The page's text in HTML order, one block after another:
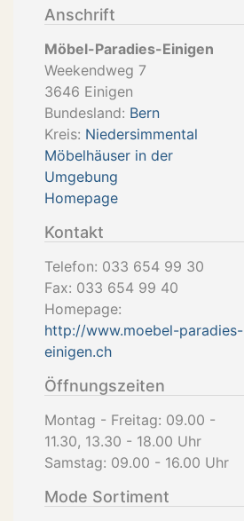
Anschrift
Möbel-Paradies-Einigen
Weekendweg 7
3646 Einigen
Bundesland: Bern
Kreis: Niedersimmental
Möbelhäuser in der
Umgebung
Homepage
Kontakt
Telefon: 033 654 99 30
Fax: 033 654 99 40
Homepage:
http://www.moebel-paradies-
einigen.ch
Öffnungszeiten
Montag - Freitag: 09.00 -
11.30, 13.30 - 18.00 Uhr
Samstag: 09.00 - 16.00 Uhr
Mode Sortiment